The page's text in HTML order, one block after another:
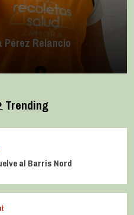
Pérez Relancio
Trending
al Barris Nord